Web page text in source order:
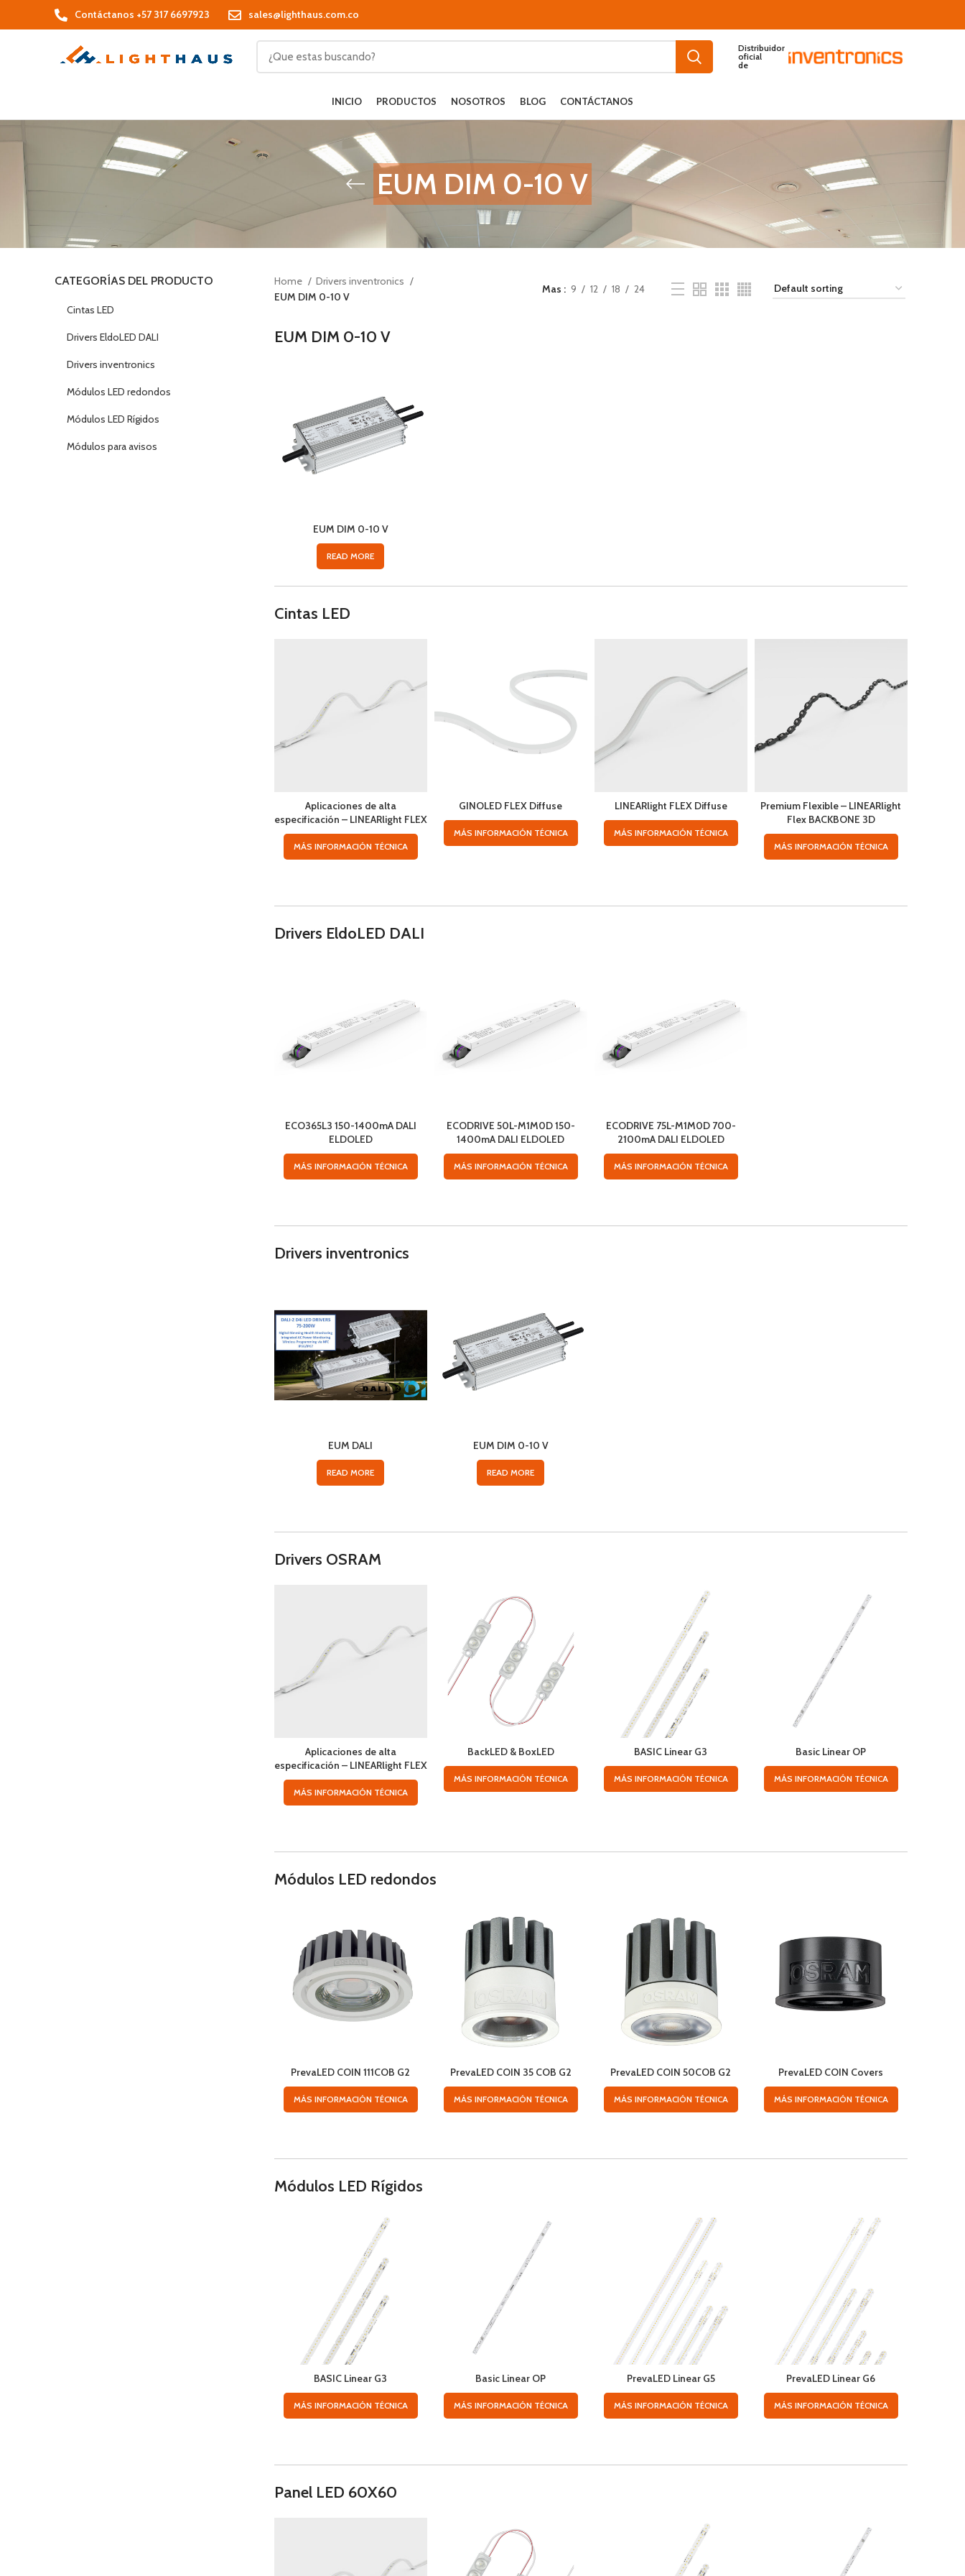
Contáctanos +57 317 6697923 sales@lighthaus.com.co
Distribuidor
oficial
de
INICIO PRODUCTOS NOSOTROS BLOG CONTÁCTANOS
EUM DIM 0-10 V
CATEGORÍAS DEL PRODUCTO
Cintas LED
Drivers EldoLED DALI
Drivers inventronics
Módulos LED redondos
Módulos LED Rígidos
Módulos para avisos
Home
Drivers inventronics
EUM DIM 0-10 V
Mas 9 12 18 24
EUM DIM 0-10 V
EUM DIM 0-10 V
READ MORE
Cintas LED
Aplicaciones de alta
especificación – LINEARlight FLEX
MÁS INFORMACIÓN TÉCNICA
GINOLED FLEX Diffuse
MÁS INFORMACIÓN TÉCNICA
LINEARlight FLEX Diffuse
MÁS INFORMACIÓN TÉCNICA
Premium Flexible – LINEARlight
Flex BACKBONE 3D
MÁS INFORMACIÓN TÉCNICA
Drivers EldoLED DALI
ECO365L3 150-1400mA DALI
ELDOLED
MÁS INFORMACIÓN TÉCNICA
ECODRIVE 50L-M1M0D 150-
1400mA DALI ELDOLED
MÁS INFORMACIÓN TÉCNICA
ECODRIVE 75L-M1M0D 700-
2100mA DALI ELDOLED
MÁS INFORMACIÓN TÉCNICA
Drivers inventronics
EUM DALI
READ MORE
EUM DIM 0-10 V
READ MORE
Drivers OSRAM
Aplicaciones de alta
especificación – LINEARlight FLEX
MÁS INFORMACIÓN TÉCNICA
BackLED & BoxLED
MÁS INFORMACIÓN TÉCNICA
BASIC Linear G3
MÁS INFORMACIÓN TÉCNICA
Basic Linear OP
MÁS INFORMACIÓN TÉCNICA
Módulos LED redondos
PrevaLED COIN 111COB G2
MÁS INFORMACIÓN TÉCNICA
PrevaLED COIN 35 COB G2
MÁS INFORMACIÓN TÉCNICA
PrevaLED COIN 50COB G2
MÁS INFORMACIÓN TÉCNICA
PrevaLED COIN Covers
MÁS INFORMACIÓN TÉCNICA
Módulos LED Rígidos
BASIC Linear G3
MÁS INFORMACIÓN TÉCNICA
Basic Linear OP
MÁS INFORMACIÓN TÉCNICA
PrevaLED Linear G5
MÁS INFORMACIÓN TÉCNICA
PrevaLED Linear G6
MÁS INFORMACIÓN TÉCNICA
Panel LED 60X60